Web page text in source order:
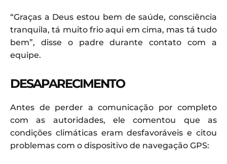
“Graças a Deus estou bem de saúde, consciência
tranquila, tá muito frio aqui em cima, mas tá tudo
bem”, disse o padre durante contato com a
equipe.
DESAPARECIMENTO
Antes de perder a comunicação por completo
com as autoridades, ele comentou que as
condições climáticas eram desfavoráveis e citou
problemas com o dispositivo de navegação GPS: